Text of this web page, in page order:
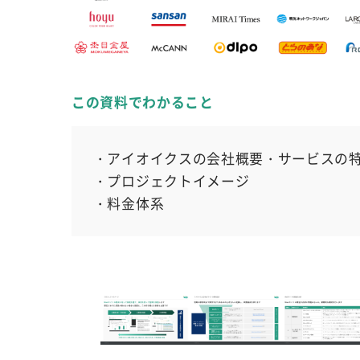
この資料でわかること
アイオイクスの会社概要・サービスの
プロジェクトイメージ
料金体系